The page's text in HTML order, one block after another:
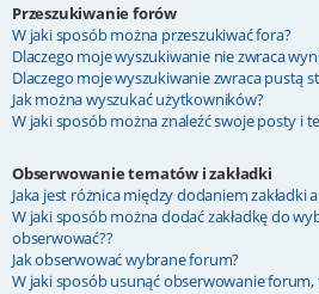
Przeszukiwanie forów
W jaki sposób można przeszukiwać fora?
Dlaczego moje wyszukiwanie nie zwraca
Dlaczego moje wyszukiwanie zwraca pustą
Jak można wyszukać użytkowników?
W jaki sposób można znaleźć swoje posty i
Obserwowanie tematów i zakładki
Jaka jest różnica między dodaniem zakładki
W jaki sposób można dodać zakładkę do
obserwować??
Jak obserwować wybrane forum?
W jaki sposób usunąć obserwowanie